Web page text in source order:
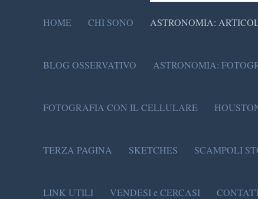
HOME CHI SONO ASTRONOMIA:
BLOG OSSERVATIVO ASTRONOMIA:
FOTOGRAFIA CON IL CELLULARE
TERZA PAGINA SKETCHES SCAMPOLI
LINK UTILI VENDESI e CERCASI